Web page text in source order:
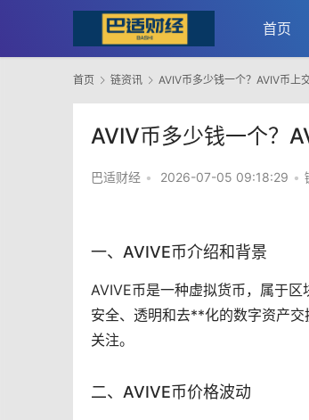
首页
首页 链资讯 AVIV币多少钱一个？AVIV币上
AVIV币多少钱一个？
巴适财经 • 2026-07-05 09:18:29 •
一、AVIVE币介绍和背景
AVIVE币是一种虚拟货币，属于区
安全、透明和去**化的数字资产
关注。
二、AVIVE币价格波动